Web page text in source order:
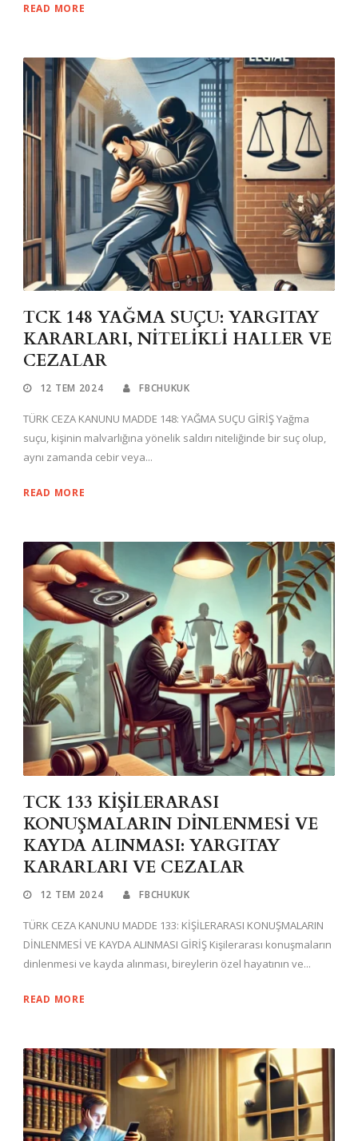
READ MORE
TCK 148 YAĞMA SUÇU: YARGITAY
KARARLARI, NİTELİKLİ HALLER VE
CEZALAR
12 TEM 2024 FBCHUKUK
TÜRK CEZA KANUNU MADDE 148: YAĞMA SUÇU GİRİŞ Yağma
suçu, kişinin malvarlığına yönelik saldırı niteliğinde bir suç olup,
aynı zamanda cebir veya...
READ MORE
TCK 133 KİŞİLERARASI
KONUŞMALARIN DİNLENMESİ VE
KAYDA ALINMASI: YARGITAY
KARARLARI VE CEZALAR
12 TEM 2024 FBCHUKUK
TÜRK CEZA KANUNU MADDE 133: KİŞİLERARASI KONUŞMALARIN
DİNLENMESİ VE KAYDA ALINMASI GİRİŞ Kişilerarası konuşmaların
dinlenmesi ve kayda alınması, bireylerin özel hayatının ve...
READ MORE